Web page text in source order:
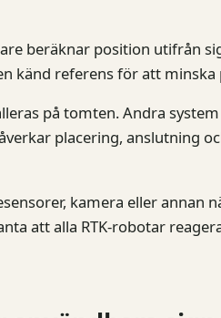
beräknar position utifrån
känd referens för att
på tomten. Andra
placering, anslutning
kamera eller annan
att alla RTK-robotar